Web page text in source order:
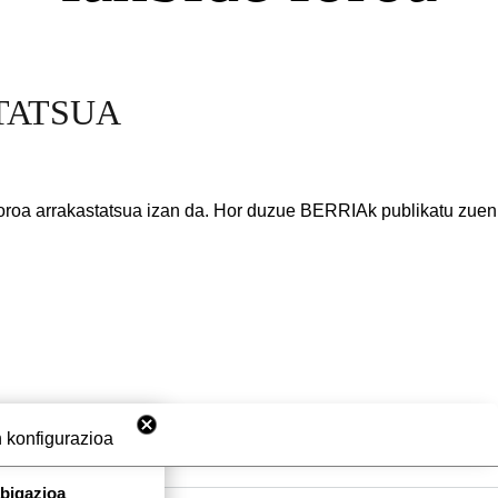
arrakastatsua izan da. Hor duzue BERRIAk publikatu
konfigurazioa